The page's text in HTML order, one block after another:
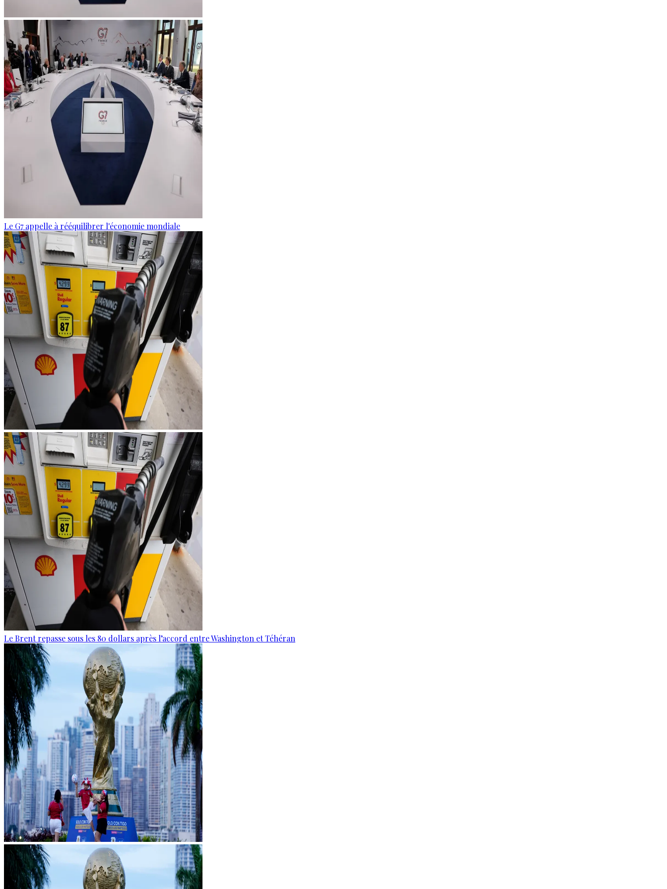
Le G7 appelle à rééquilibrer l'économie mondiale
Le Brent repasse sous les 80 dollars après l’accord entre Washington et Téhéran